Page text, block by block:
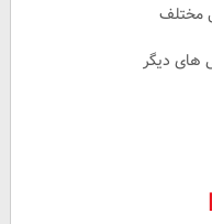
مختلف
های دیگر